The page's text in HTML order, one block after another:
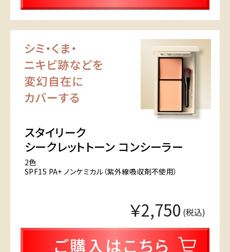
スタイリーク
シークレットトーン コンシーラー
2色
SPF15 PA+ ノンケミカル（紫外線吸収剤不使用）
￥2,750 (税込)